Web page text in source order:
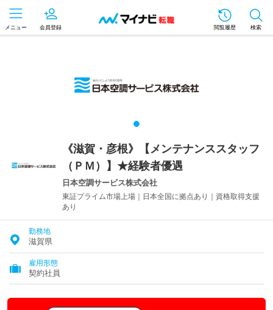
メニュー 会員登録 閲覧履歴 検索
《滋賀・彦根》【メンテナンススタッフ
（ＰＭ）】★経験者優遇
日本空調サービス株式会社
東証プライム市場上場｜日本全国に拠点あり｜資格取得支援
あり
勤務地
滋賀県
雇用形態
契約社員